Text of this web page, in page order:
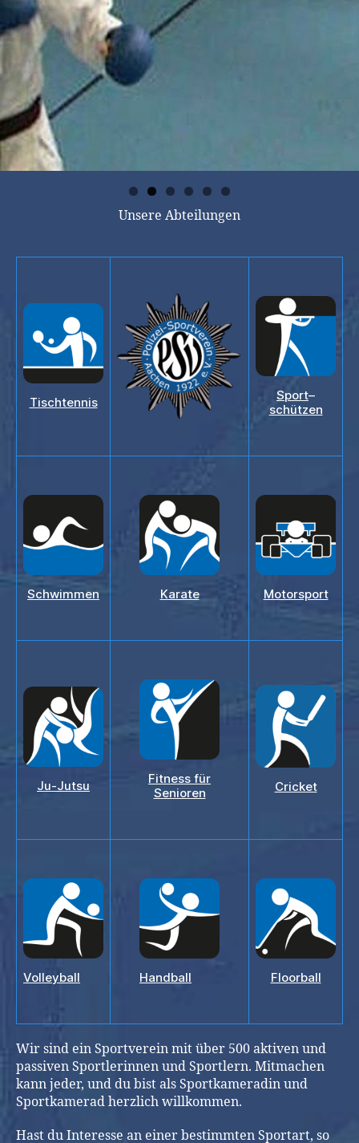
Unsere Abteilungen
Tischtennis Sport–
schützen
Schwimmen Karate Motorsport
Ju-Jutsu
Fitness für
Senioren
Cricket
Volleyball Handball Floorball
Wir sind ein Sportverein mit über 500 aktiven und
passiven Sportlerinnen und Sportlern. Mitmachen
kann jeder, und du bist als Sportkameradin und
Sportkamerad herzlich willkommen.
Hast du Interesse an einer bestimmten Sportart, so